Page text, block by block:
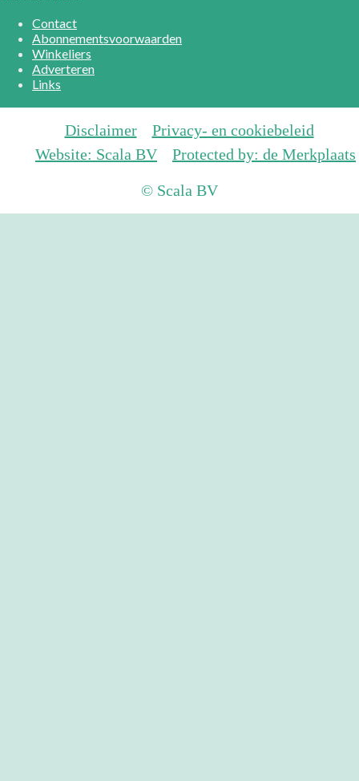
Contact
Abonnementsvoorwaarden
Winkeliers
Adverteren
Links
Disclaimer
Privacy- en cookiebeleid
Website: Scala BV
Protected by: de Merkplaats
© Scala BV